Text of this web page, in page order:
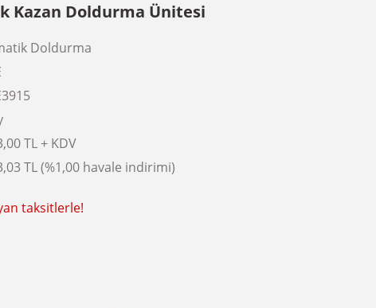
Kazan Doldurma Ünitesi
Doldurma
TL + KDV
TL (%1,00 havale indirimi)
taksitlerle!